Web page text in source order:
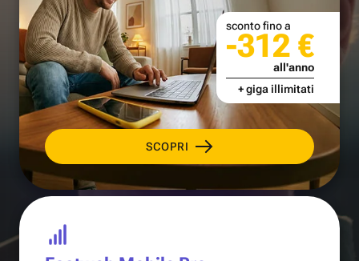
SCOPRI
sconto fino a
-312 €
all'anno
+ giga illimitati